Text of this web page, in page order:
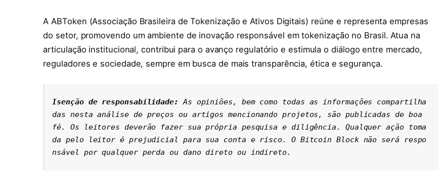
A ABToken (Associação Brasileira de Tokenização e Ativos Digitais) reúne e representa empresas
do setor, promovendo um ambiente de inovação responsável em tokenização no Brasil. Atua na
articulação institucional, contribui para o avanço regulatório e estimula o diálogo entre mercado,
reguladores e sociedade, sempre em busca de mais transparência, ética e segurança.
Isenção de responsabilidade: As opiniões, bem como todas as informações compartilha
das nesta análise de preços ou artigos mencionando projetos, são publicadas de boa
fé. Os leitores deverão fazer sua própria pesquisa e diligência. Qualquer ação toma
da pelo leitor é prejudicial para sua conta e risco. O Bitcoin Block não será respo
nsável por qualquer perda ou dano direto ou indireto.